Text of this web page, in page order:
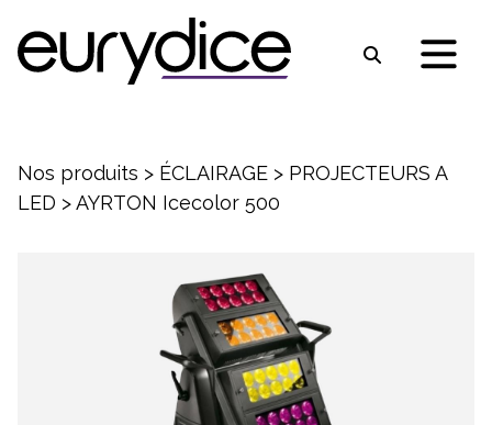
Nos produits > ÉCLAIRAGE > PROJECTEURS A
LED >AYRTON Icecolor 500